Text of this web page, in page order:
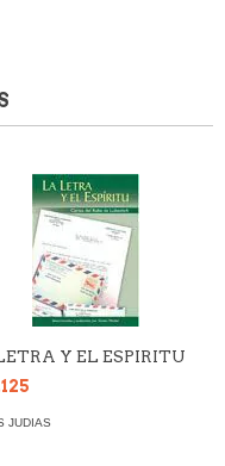
Y EL ESPIRITU
JUDIAS